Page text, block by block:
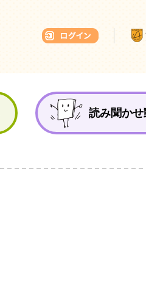
読み聞かせ